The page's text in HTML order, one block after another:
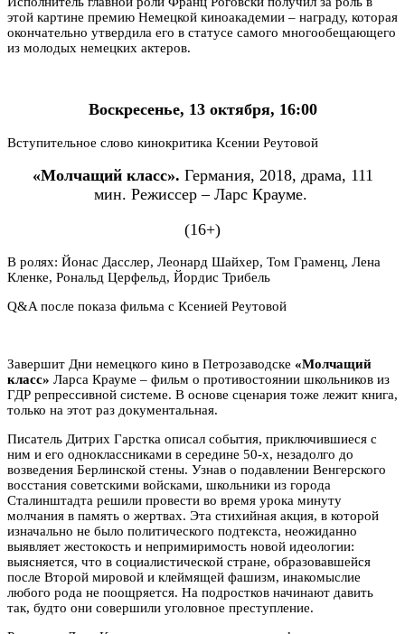
этой картине премию Немецкой киноакадемии – награду, которая
окончательно утвердила его в статусе самого многообещающего
из молодых немецких актеров.
Воскресенье, 13 октября, 16:00
Вступительное слово кинокритика Ксении Реутовой
«Молчащий класс». Германия, 2018, драма, 111
мин. Режиссер – Ларс Крауме.
(16+)
В ролях: Йонас Дасслер, Леонард Шайхер, Том Граменц, Лена
Кленке, Рональд Церфельд, Йордис Трибель
Q&A после показа фильма с Ксенией Реутовой
Завершит Дни немецкого кино в Петрозаводске «Молчащий
класс» Ларса Крауме – фильм о противостоянии школьников из
ГДР репрессивной системе. В основе сценария тоже лежит книга,
только на этот раз документальная.
Писатель Дитрих Гарстка описал события, приключившиеся с
ним и его одноклассниками в середине 50-х, незадолго до
возведения Берлинской стены. Узнав о подавлении Венгерского
восстания советскими войсками, школьники из города
Сталинштадта решили провести во время урока минуту
молчания в память о жертвах. Эта стихийная акция, в которой
изначально не было политического подтекста, неожиданно
выявляет жестокость и непримиримость новой идеологии:
выясняется, что в социалистической стране, образовавшейся
после Второй мировой и клеймящей фашизм, инакомыслие
любого рода не поощряется. На подростков начинают давить
так, будто они совершили уголовное преступление.